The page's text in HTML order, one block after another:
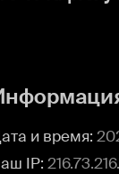
и время:
IP: